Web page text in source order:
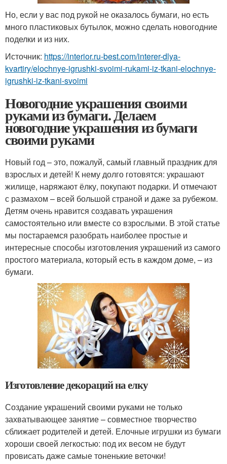
Но, если у вас под рукой не оказалось бумаги, но есть
много пластиковых бутылок, можно сделать новогодние
поделки и из них.
Источник: https://interior.ru-best.com/interer-dlya-
kvartiry/elochnye-igrushki-svoimi-rukami-iz-tkani-elochnye-
igrushki-iz-tkani-svoimi
Новогодние украшения своими
руками из бумаги. Делаем
новогодние украшения из бумаги
своими руками
Новый год – это, пожалуй, самый главный праздник для
взрослых и детей! К нему долго готовятся: украшают
жилище, наряжают ёлку, покупают подарки. И отмечают
с размахом – всей большой страной и даже за рубежом.
Детям очень нравится создавать украшения
самостоятельно или вместе со взрослыми. В этой статье
мы постараемся разобрать наиболее простые и
интересные способы изготовления украшений из самого
простого материала, который есть в каждом доме, – из
бумаги.
Изготовление декораций на елку
Создание украшений своими руками не только
захватывающее занятие – совместное творчество
сближает родителей и детей. Елочные игрушки из бумаги
хороши своей легкостью: под их весом не будут
провисать даже самые тоненькие веточки!